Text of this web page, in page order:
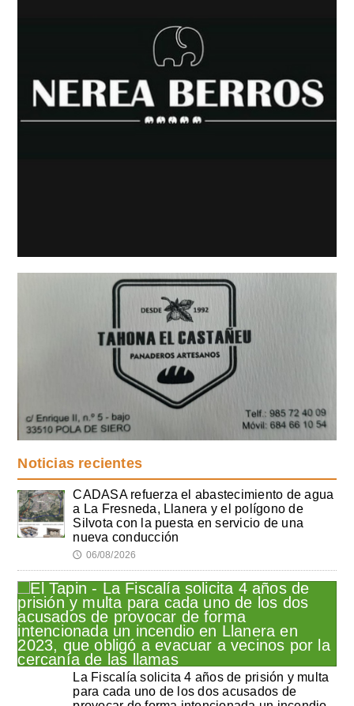
Noticias recientes
CADASA refuerza el abastecimiento de agua
a La Fresneda, Llanera y el polígono de
Silvota con la puesta en servicio de una
nueva conducción
🕔 06/08/2026
La Fiscalía solicita 4 años de prisión y multa
para cada uno de los dos acusados de